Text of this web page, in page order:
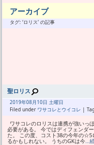
アーカイブ
タグ: ‘ロリス’ の記事
聖ロリス
2019年08月 10日 土曜日
Filed under ワサコレとウイコレ |
ワサコレのロリスは連携が強いっ
必要がある。 今ではディフェンダ
た。 この度、コスト38の今年の☆5
るかもしれない。 うちのGKは今…